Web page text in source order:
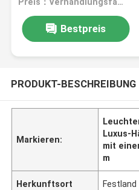
Preis：Verhandlungsfähig
Bestpreis
PRODUKT-BESCHREIBUNG
Markieren:
Luxus-
mit
m
Herkunftsort Festland